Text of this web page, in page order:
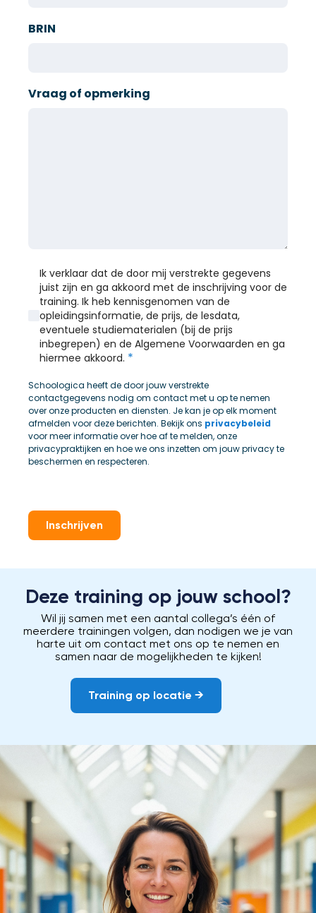
BRIN
Vraag of opmerking
Ik verklaar dat de door mij verstrekte gegevens
juist zijn en ga akkoord met de inschrijving voor de
training. Ik heb kennisgenomen van de
opleidingsinformatie, de prijs, de lesdata,
eventuele studiematerialen (bij de prijs
inbegrepen) en de Algemene Voorwaarden en ga
hiermee akkoord. *
Schoologica heeft de door jouw verstrekte
contactgegevens nodig om contact met u op te nemen
over onze producten en diensten. Je kan je op elk moment
afmelden voor deze berichten. Bekijk ons privacybeleid
voor meer informatie over hoe af te melden, onze
privacypraktijken en hoe we ons inzetten om jouw privacy te
beschermen en respecteren.
Inschrijven
Deze training op jouw school?
Wil jij samen met een aantal collega’s één of
meerdere trainingen volgen, dan nodigen we je van
harte uit om contact met ons op te nemen en
samen naar de mogelijkheden te kijken!
Training op locatie →